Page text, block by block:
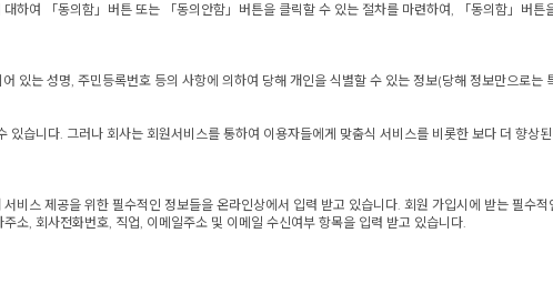
하여 「동의함」버튼 또는 「동의안함」버튼을 클릭할 수 있는 절차를 마련하여, 「동의함」버튼
있는 성명, 주민등록번호 등의 사항에 의하여 당해 개인을 식별할 수 있는 정보(당해 정보만으로
습니다. 그러나 회사는 회원서비스를 통하여 이용자들에게 맞춤식 서비스를 비롯한 보다 더 향상
비스 제공을 위한 필수적인 정보들을 온라인상에서 입력 받고 있습니다. 회원 가입시에 받는 필수
소, 회사전화번호, 직업, 이메일주소 및 이메일 수신여부 항목을 입력 받고 있습니다.